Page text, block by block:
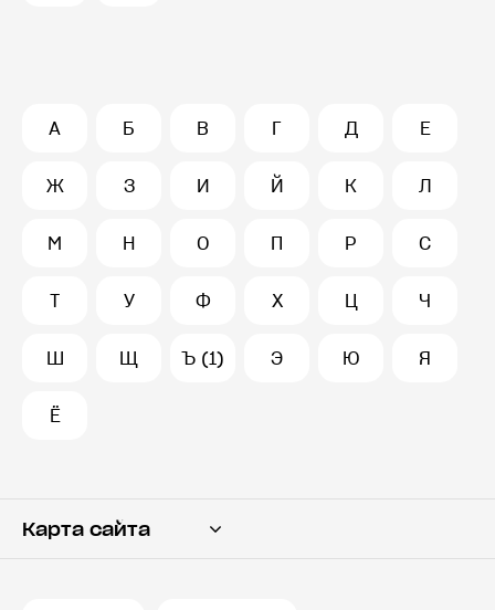
А Б В Г Д Е
Ж З И Й К Л
М Н О П Р С
Т У Ф Х Ц Ч
Ш Щ Ъ (1) Э Ю Я
Ё
Карта сайта